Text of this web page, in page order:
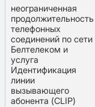
неограниченная
продолжительность
телефонных
соединений по сети
Белтелеком и
услуга
Идентификация
линии
вызывающего
абонента (CLIP)